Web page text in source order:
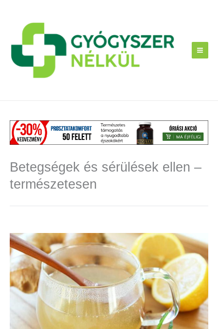
Betegségek és sérülések ellen –
természetesen